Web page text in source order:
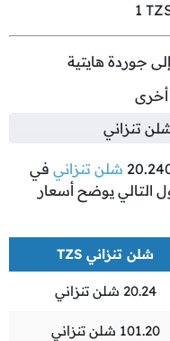
1
جوردة هايتية
أخرى
تنزاني
شلن تنزاني في
التالي يوضح أسعار
شلن تنزاني TZS
20.24 شلن تنزاني
101.20 شلن تنزاني